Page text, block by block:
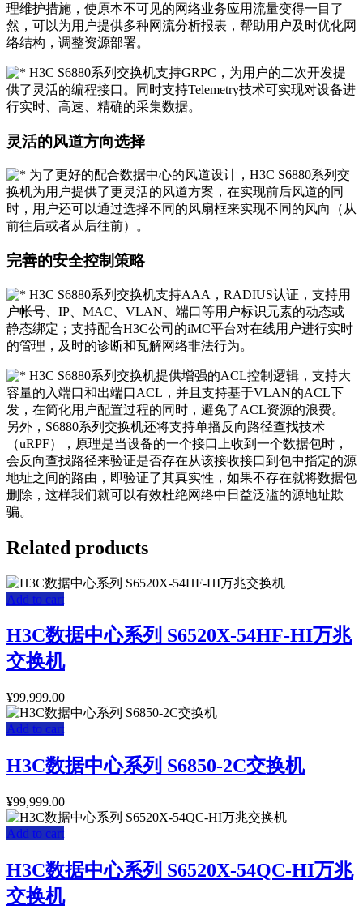
理维护措施，使原本不可见的网络业务应用流量变得一目了
然，可以为用户提供多种网流分析报表，帮助用户及时优化网
络结构，调整资源部署。
H3C S6880系列交换机支持GRPC，为用户的二次开发提
供了灵活的编程接口。同时支持Telemetry技术可实现对设备进
行实时、高速、精确的采集数据。
灵活的风道方向选择
为了更好的配合数据中心的风道设计，H3C S6880系列交
换机为用户提供了更灵活的风道方案，在实现前后风道的同
时，用户还可以通过选择不同的风扇框来实现不同的风向（从
前往后或者从后往前）。
完善的安全控制策略
H3C S6880系列交换机支持AAA，RADIUS认证，支持用
户帐号、IP、MAC、VLAN、端口等用户标识元素的动态或
静态绑定；支持配合H3C公司的iMC平台对在线用户进行实时
的管理，及时的诊断和瓦解网络非法行为。
H3C S6880系列交换机提供增强的ACL控制逻辑，支持大
容量的入端口和出端口ACL，并且支持基于VLAN的ACL下
发，在简化用户配置过程的同时，避免了ACL资源的浪费。
另外，S6880系列交换机还将支持单播反向路径查找技术
（uRPF），原理是当设备的一个接口上收到一个数据包时，
会反向查找路径来验证是否存在从该接收接口到包中指定的源
地址之间的路由，即验证了其真实性，如果不存在就将数据包
删除，这样我们就可以有效杜绝网络中日益泛滥的源地址欺
骗。
Related products
Add to cart
H3C数据中心系列 S6520X-54HF-HI万兆
交换机
¥99,999.00
Add to cart
H3C数据中心系列 S6850-2C交换机
¥99,999.00
Add to cart
H3C数据中心系列 S6520X-54QC-HI万兆
交换机